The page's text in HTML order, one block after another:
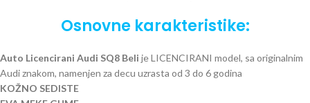
Osnovne karakteristike:
Auto Licencirani Audi SQ8 Beli je LICENCIRANI model, sa originalnim
Audi znakom, namenjen za decu uzrasta od 3 do 6 godina
KOŽNO SEDISTE